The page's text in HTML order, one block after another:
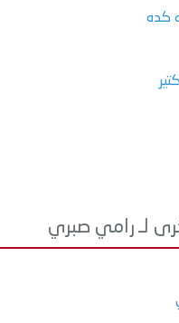
كده
لـ رامي صبري